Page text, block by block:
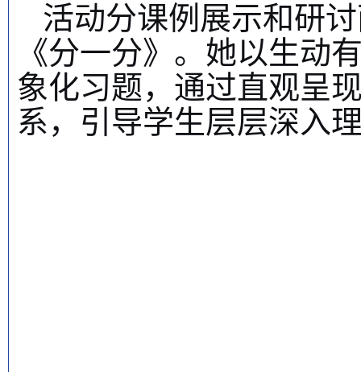
活动分课例展示和研
《分一分》。她以生动
象化习题，通过直观呈
系，引导学生层层深入